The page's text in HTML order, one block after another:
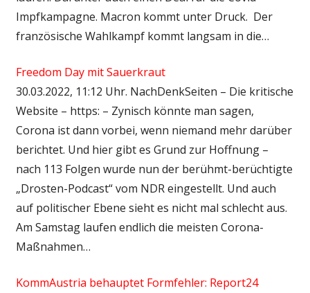
Impfkampagne. Macron kommt unter Druck. Der
französische Wahlkampf kommt langsam in die…
Freedom Day mit Sauerkraut
30.03.2022, 11:12 Uhr. NachDenkSeiten – Die kritische
Website – https: – Zynisch könnte man sagen,
Corona ist dann vorbei, wenn niemand mehr darüber
berichtet. Und hier gibt es Grund zur Hoffnung –
nach 113 Folgen wurde nun der berühmt-berüchtigte
„Drosten-Podcast“ vom NDR eingestellt. Und auch
auf politischer Ebene sieht es nicht mal schlecht aus.
Am Samstag laufen endlich die meisten Corona-
Maßnahmen…
KommAustria behauptet Formfehler: Report24